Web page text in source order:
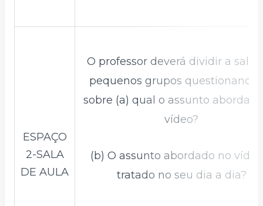
ESPAÇO
2-SALA
DE AULA
O professor deverá dividir a sala
pequenos grupos
sobre (a) qual o assunto
vídeo?
(b) O assunto abordado no
tratado no seu dia a dia?